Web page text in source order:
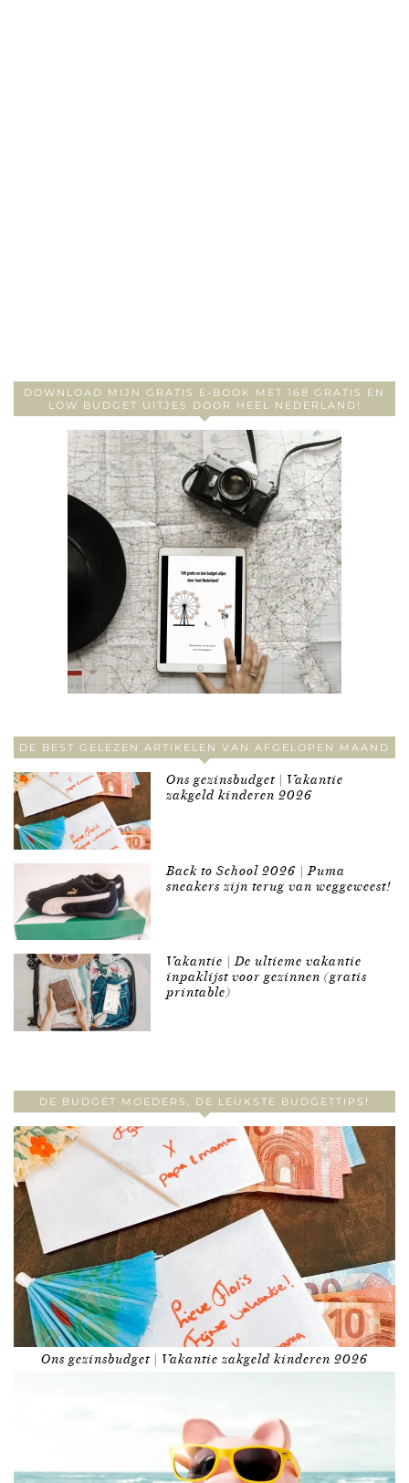
DOWNLOAD MIJN GRATIS E-BOOK MET 168 GRATIS EN
LOW BUDGET UITJES DOOR HEEL NEDERLAND!
DE BEST GELEZEN ARTIKELEN VAN AFGELOPEN MAAND
Ons gezinsbudget | Vakantie
zakgeld kinderen 2026
Back to School 2026 | Puma
sneakers zijn terug van weggeweest!
Vakantie | De ultieme vakantie
inpaklijst voor gezinnen (gratis
printable)
DE BUDGET MOEDERS, DE LEUKSTE BUDGETTIPS!
Ons gezinsbudget | Vakantie zakgeld kinderen 2026